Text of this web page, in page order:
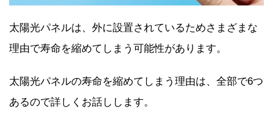
太陽光パネルは、外に設置されているためさまざまな
理由で寿命を縮めてしまう可能性があります。
太陽光パネルの寿命を縮めてしまう理由は、全部で6つ
あるので詳しくお話しします。